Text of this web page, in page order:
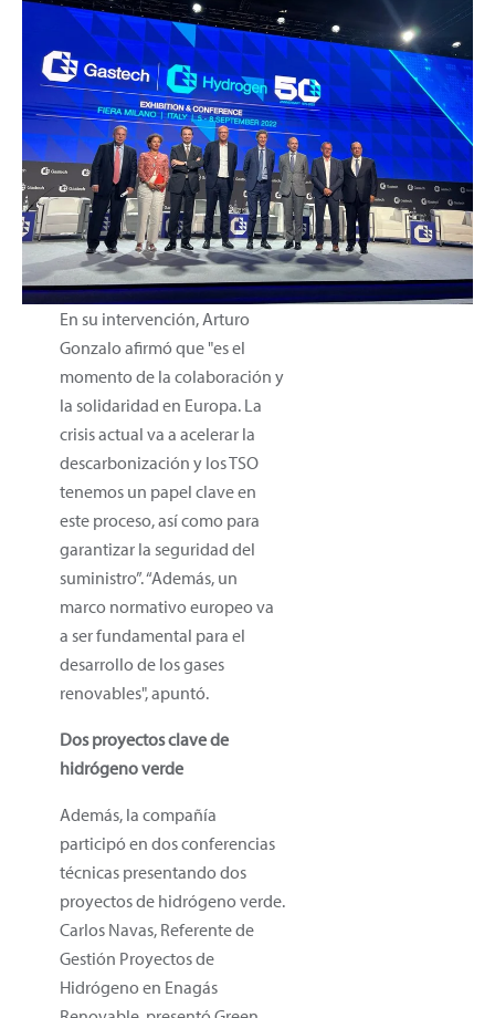
En su intervención, Arturo
Gonzalo afirmó que "es el
momento de la colaboración y
la solidaridad en Europa. La
crisis actual va a acelerar la
descarbonización y los TSO
tenemos un papel clave en
este proceso, así como para
garantizar la seguridad del
suministro”. “Además, un
marco normativo europeo va
a ser fundamental para el
desarrollo de los gases
renovables", apuntó.
Dos proyectos clave de
hidrógeno verde
Además, la compañía
participó en dos conferencias
técnicas presentando dos
proyectos de hidrógeno verde.
Carlos Navas, Referente de
Gestión Proyectos de
Hidrógeno en Enagás